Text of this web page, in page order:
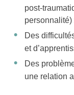
post-
personnalité)
Des
et
Des
une relation